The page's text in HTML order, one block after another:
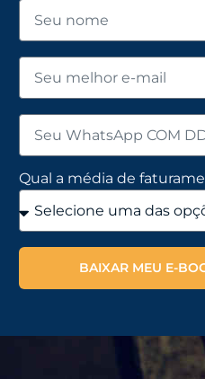
Qual a média de
BAIXAR MEU E-